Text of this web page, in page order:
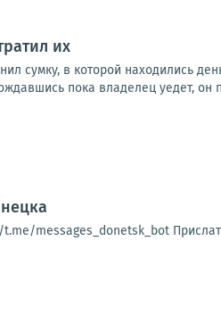
их
сумку, в которой находились
пока владелец уедет, он
messages_donetsk_bot